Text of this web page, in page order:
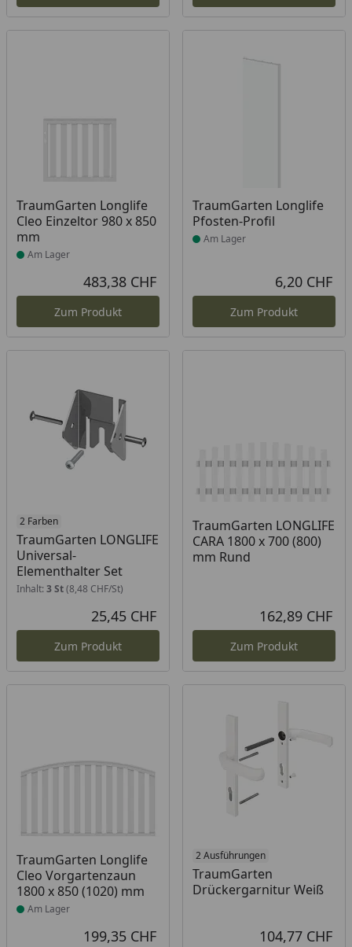
TraumGarten Longlife
Cleo Einzeltor 980 x 850
mm
Produkt am Lager
Am Lager
483,38 CHF
Zum Produkt
TraumGarten Longlife
Pfosten-Profil
Produkt am Lager
Am Lager
6,20 CHF
Zum Produkt
2 Farben
TraumGarten LONGLIFE
Universal-
Elementhalter Set
Inhalt: 3 St(8,48 CHF/St)
25,45 CHF
Zum Produkt
TraumGarten LONGLIFE
CARA 1800 x 700 (800)
mm Rund
162,89 CHF
Zum Produkt
TraumGarten Longlife
Cleo Vorgartenzaun
1800 x 850 (1020) mm
Produkt am Lager
Am Lager
199,35 CHF
2 Ausführungen
TraumGarten
Drückergarnitur Weiß
104,77 CHF